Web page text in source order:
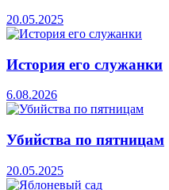
20.05.2025
История его служанки
6.08.2026
Убийства по пятницам
20.05.2025